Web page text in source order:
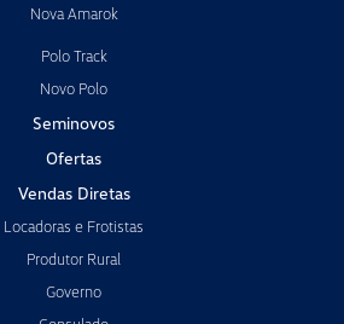
Nova Amarok
Polo Track
Novo Polo
Seminovos
Ofertas
Vendas Diretas
Locadoras e Frotistas
Produtor Rural
Governo